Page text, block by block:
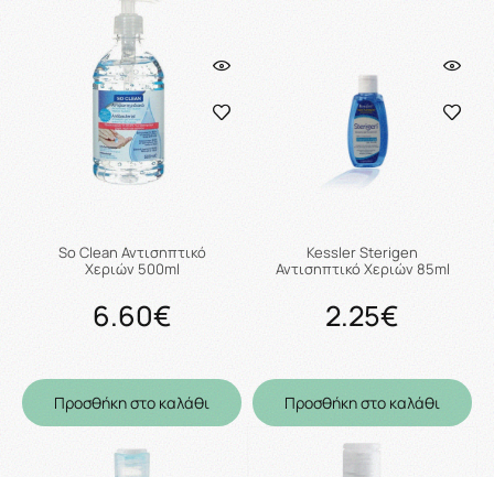
So Clean Αντισηπτικό
Χεριών 500ml
6.60€
Προσθήκη στο καλάθι
Kessler Sterigen
Αντισηπτικό Χεριών 85ml
2.25€
Προσθήκη στο καλάθι